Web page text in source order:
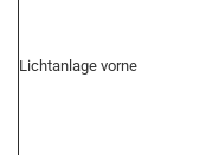
Lichtanlage vorne